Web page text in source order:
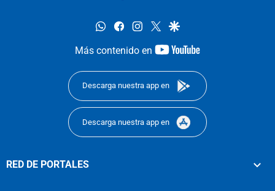
whatsappfacebookinstagram
twittergoogle
Más contenido en
youtube-
Descarga nuestra app en
Descarga nuestra app en
RED DE PORTALES